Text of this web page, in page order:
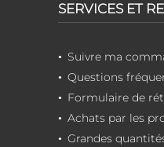
SERVICES ET
Suivre ma
Questions
Formulaire de
Achats par les
Grandes